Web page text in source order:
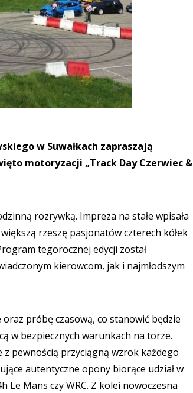
w Suwałkach zapraszają
motoryzacji „Track Day Czerwiec &
rozrywką. Impreza na stałe wpisała
rzeszę pasjonatów czterech kółek
tegorocznej edycji został
kierowcom, jak i najmłodszym
próbę czasową, co stanowić będzie
w bezpiecznych warunkach na torze.
pewnością przyciągną wzrok każdego
autentyczne opony biorące udział w
Le Mans czy WRC. Z kolei nowoczesna